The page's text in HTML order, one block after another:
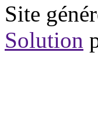
Site
Solution